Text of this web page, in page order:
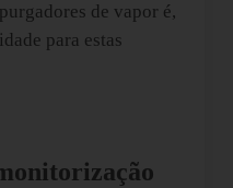
de vapor é,
para estas